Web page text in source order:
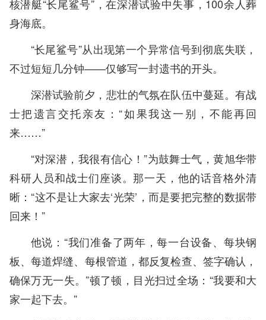
核潜艇“长尾鲨号”，在深潜试验中失事，100余人葬
身海底。
“长尾鲨号”从出现第一个异常信号到彻底失联，
不过短短几分钟——仅够写一封遗书的开头。
深潜试验前夕，悲壮的气氛在队伍中蔓延。有战
士把遗言交托亲友：“如果我这一别，不能再回
来……”
“对深潜，我很有信心！”为鼓舞士气，黄旭华带
科研人员和战士们座谈。那一天，他的话音格外清
晰：“这不是让大家去‘光荣’，而是要把完整的数据带
回来！”
他说：“我们准备了两年，每一台设备、每块钢
板、每道焊缝、每根管道，都反复检查、签字确认，
确保万无一失。”顿了顿，目光扫过全场：“我要和大
家一起下去。”